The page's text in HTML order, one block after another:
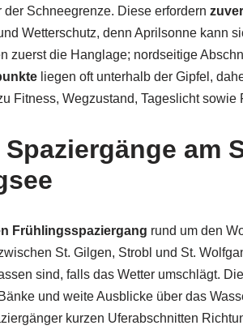
der Schneegrenze. Diese erfordern
Wetterschutz, denn Aprilsonne kann
zuerst die Hanglage; nordseitige
liegen oft unterhalb der Gipfel,
Fitness, Wegzustand, Tageslicht
am
Frühlingsspaziergang rund um den
St. Gilgen, Strobl und St.
sind, falls das Wetter umschlägt.
und weite Ausblicke über das
kurzen Uferabschnitten